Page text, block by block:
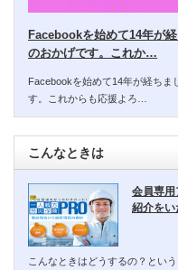
Facebookを始めて14年が
のおかげです。これか…
Facebookを始めて14年が経ちま
す。これからも応援よろ…
こんなときは
会員専用
紹介をい
こんなときはどうするの？とい